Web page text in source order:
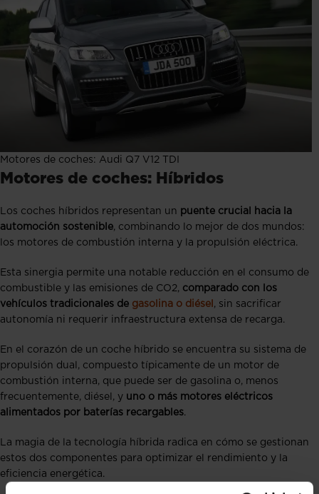
Motores de coches: Audi Q7 V12 TDI
Motores de coches: Híbridos
Los coches híbridos representan un puente crucial hacia la
automoción sostenible, combinando lo mejor de dos mundos:
los motores de combustión interna y la propulsión eléctrica.
Esta sinergia permite una notable reducción en el consumo de
combustible y las emisiones de CO2, comparado con los
vehículos tradicionales de gasolina o diésel , sin sacrificar
autonomía ni requerir infraestructura extensa de recarga.
En el corazón de un coche híbrido se encuentra su sistema de
propulsión dual, compuesto típicamente de un motor de
combustión interna, que puede ser de gasolina o, menos
frecuentemente, diésel, y uno o más motores eléctricos
alimentados por baterías recargables.
La magia de la tecnología híbrida radica en cómo se gestionan
estos dos componentes para optimizar el rendimiento y la
eficiencia energética.